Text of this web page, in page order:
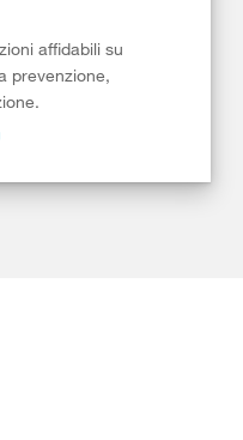
affidabili su
prevenzione,